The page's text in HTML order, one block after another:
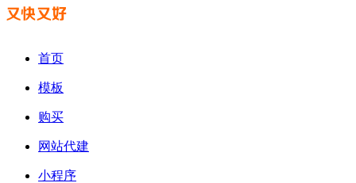
首页
模板
购买
网站代建
小程序